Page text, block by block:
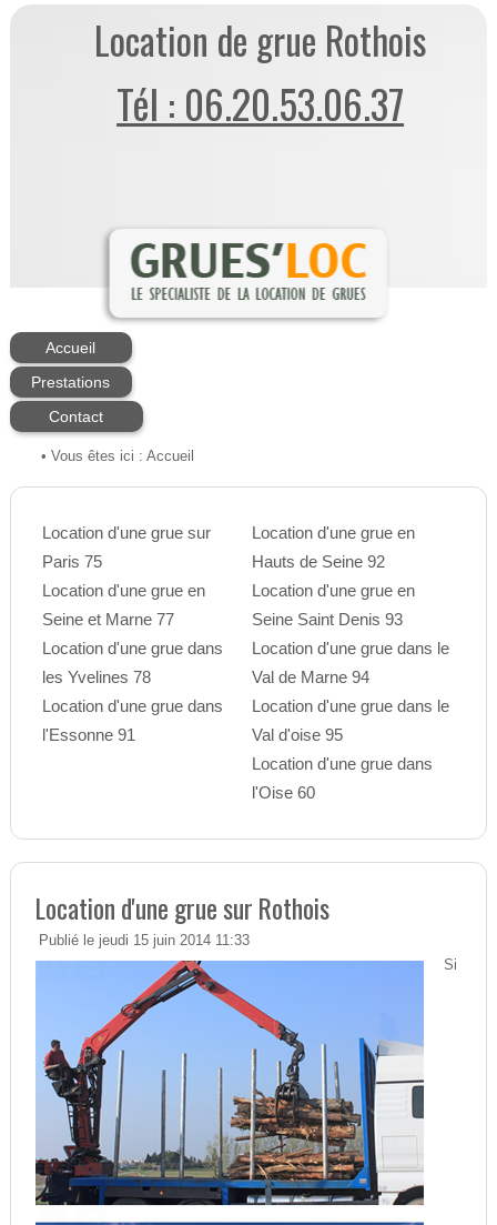
Location de grue Rothois
Tél : 06.20.53.06.37
Accueil
Prestations
Contact
• Vous êtes ici : Accueil
Location d'une grue sur
Paris 75
Location d'une grue en
Seine et Marne 77
Location d'une grue dans
les Yvelines 78
Location d'une grue dans
l'Essonne 91
Location d'une grue en
Hauts de Seine 92
Location d'une grue en
Seine Saint Denis 93
Location d'une grue dans le
Val de Marne 94
Location d'une grue dans le
Val d'oise 95
Location d'une grue dans
l'Oise 60
Location d'une grue sur Rothois
Publié le jeudi 15 juin 2014 11:33
Si